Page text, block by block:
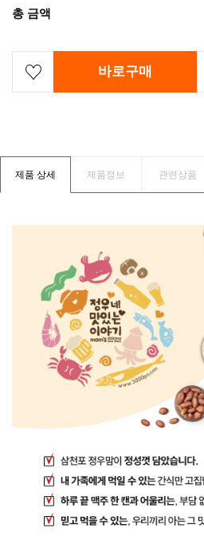
총 금액
바로구매
제품 상세 제품정보 관련상품